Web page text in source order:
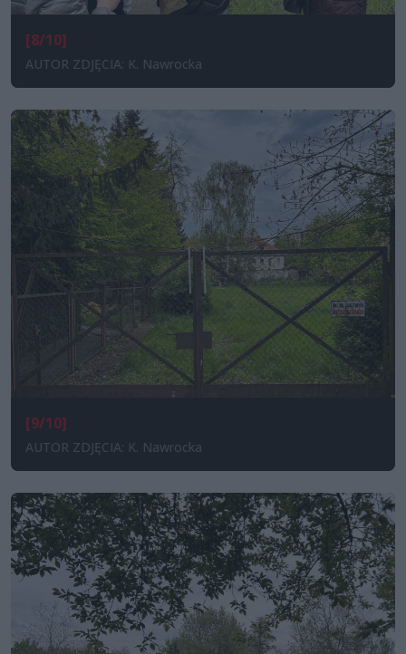
[8/10]
AUTOR ZDJĘCIA: K. Nawrocka
[9/10]
AUTOR ZDJĘCIA: K. Nawrocka